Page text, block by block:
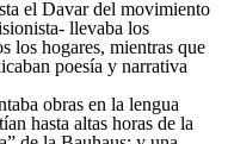
el Davar del movimiento
llevaba los
los hogares, mientras que
poesía y narrativa
obras en la lengua
hasta altas horas de la